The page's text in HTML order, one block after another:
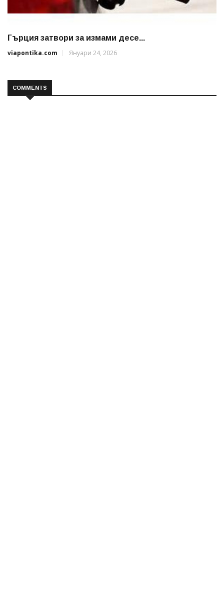
Гърция затвори за измами десе...
viapontika.com
Януари 24, 2026
COMMENTS